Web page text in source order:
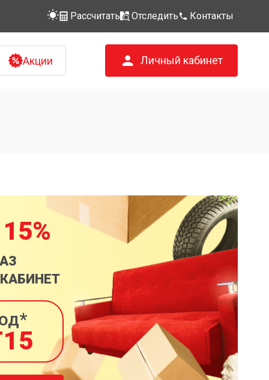
Рассчитать Отследить Контакты
Акции Личный кабинет